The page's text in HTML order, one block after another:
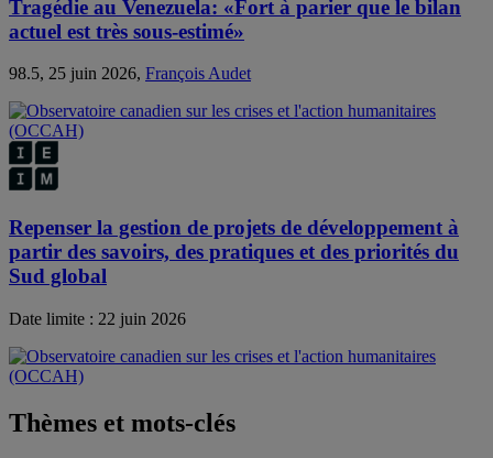
Tragédie au Venezuela: «Fort à parier que le bilan
actuel est très sous-estimé»
98.5, 25 juin 2026, François Audet
Repenser la gestion de projets de développement à
partir des savoirs, des pratiques et des priorités du
Sud global
Date limite : 22 juin 2026
Thèmes et mots-clés